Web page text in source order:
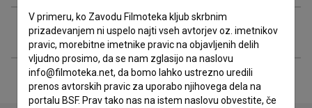
Razširjeni podatki
V primeru, ko Zavodu Filmoteka kljub skrbnim
prizadevanjem ni uspelo najti vseh avtorjev oz. imetnikov
pravic, morebitne imetnike pravic na objavljenih delih
vljudno prosimo, da se nam zglasijo na naslovu
info@filmoteka.net, da bomo lahko ustrezno uredili
prenos avtorskih pravic za uporabo njihovega dela na
portalu BSF. Prav tako nas na istem naslovu obvestite, če